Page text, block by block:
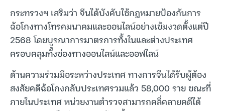
กระทรวงฯ เสริมว่า จีนได้บังคับใช้กฎหมายป้องกันการ
ฉ้อโกงทางโทรคมนาคมและออนไลน์อย่างเข้มงวดตั้งแต่ปี
2568 โดยบูรณาการมาตรการทั้งในและต่างประเทศ
ครอบคลุมทั้งช่องทางออนไลน์และออฟไลน์
ด้านความร่วมมือระหว่างประเทศ ทางการจีนได้รับผู้ต้อง
สงสัยคดีฉ้อโกงกลับประเทศรวมแล้ว 58,000 ราย ขณะที่
ภายในประเทศ หน่วยงานตำรวจสามารถคลี่คลายคดีได้